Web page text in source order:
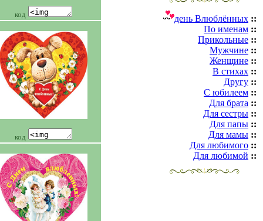
день Влюблённых ::
По именам ::
Прикольные ::
Мужчине ::
Женщине ::
В стихах ::
Другу ::
С юбилеем ::
Для брата ::
Для сестры ::
Для папы ::
Для мамы ::
Для любимого ::
Для любимой ::
код
код